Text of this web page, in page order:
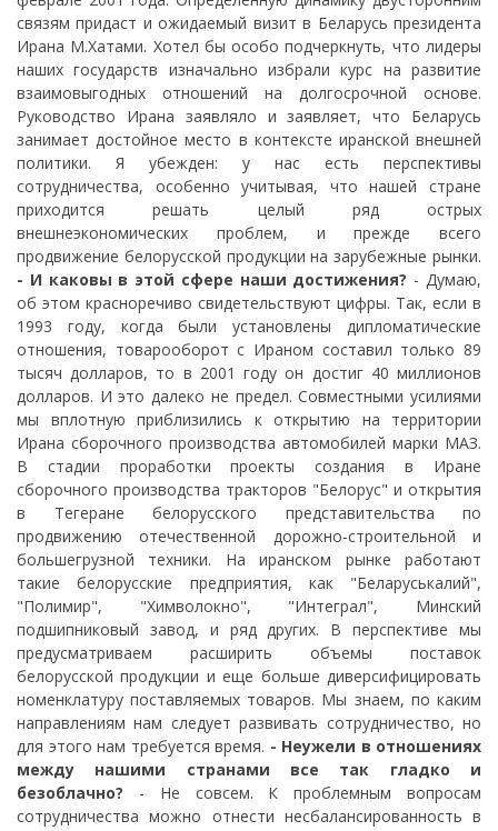
связям придаст и ожидаемый визит в Беларусь президента
Ирана М.Хатами. Хотел бы особо подчеркнуть, что лидеры
наших государств изначально избрали курс на развитие
взаимовыгодных отношений на долгосрочной основе.
Руководство Ирана заявляло и заявляет, что Беларусь
занимает достойное место в контексте иранской внешней
политики. Я убежден: у нас есть перспективы
сотрудничества, особенно учитывая, что нашей стране
приходится решать целый ряд острых
внешнеэкономических проблем, и прежде всего
продвижение белорусской продукции на зарубежные рынки.
- И каковы в этой сфере наши достижения? - Думаю,
об этом красноречиво свидетельствуют цифры. Так, если в
1993 году, когда были установлены дипломатические
отношения, товарооборот с Ираном составил только 89
тысяч долларов, то в 2001 году он достиг 40 миллионов
долларов. И это далеко не предел. Совместными усилиями
мы вплотную приблизились к открытию на территории
Ирана сборочного производства автомобилей марки МАЗ.
В стадии проработки проекты создания в Иране
сборочного производства тракторов "Белорус" и открытия
в Тегеране белорусского представительства по
продвижению отечественной дорожно-строительной и
большегрузной техники. На иранском рынке работают
такие белорусские предприятия, как "Беларуськалий",
"Полимир", "Химволокно", "Интеграл", Минский
подшипниковый завод, и ряд других. В перспективе мы
предусматриваем расширить объемы поставок
белорусской продукции и еще больше диверсифицировать
номенклатуру поставляемых товаров. Мы знаем, по каким
направлениям нам следует развивать сотрудничество, но
для этого нам требуется время. - Неужели в отношениях
между нашими странами все так гладко и
безоблачно? - Не совсем. К проблемным вопросам
сотрудничества можно отнести несбалансированность в